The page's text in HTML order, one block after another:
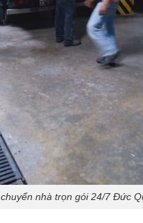
nhà trọn gói 24/7 Đức